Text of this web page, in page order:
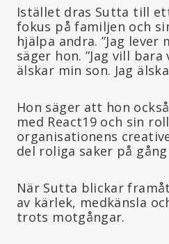
Istället dras Sutta till
fokus på familjen och
hjälpa andra. ”Jag lever
säger hon. ”Jag vill bara
älskar min son. Jag
Hon säger att hon
med React19 och sin
organisationens
del roliga saker på
När Sutta blickar
av kärlek, medkänsla
trots motgångar.